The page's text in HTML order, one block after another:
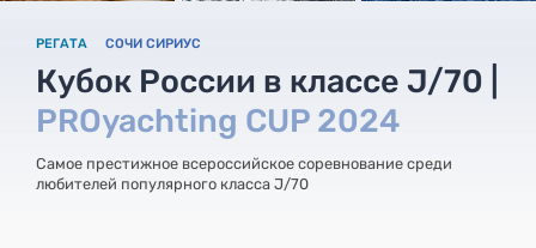
РЕГАТА СОЧИ СИРИУС
Кубок России в классе J/70 |
PROyachting CUP 2024
Самое престижное всероссийское соревнование среди
любителей популярного класса J/70